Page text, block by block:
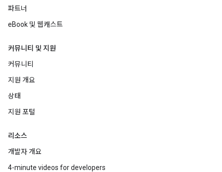
파트너
eBook 및 웹캐스트
커뮤니티 및 지원
커뮤니티
지원 개요
상태
지원 포털
리소스
개발자 개요
4-minute videos for developers